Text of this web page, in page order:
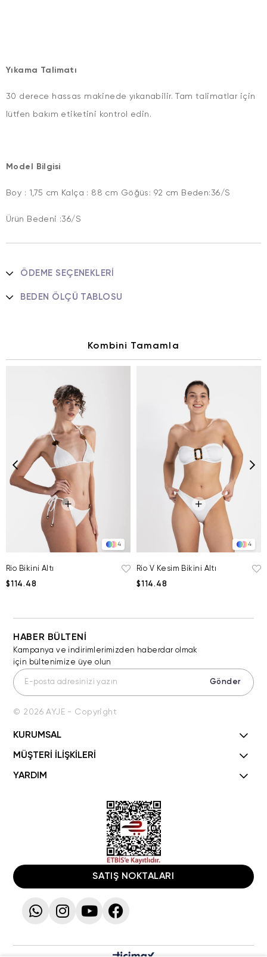
Yıkama Talimatı
30 derece hassas makinede yıkanabilir. Tam talimatlar için
lütfen bakım etiketini kontrol edin.
Model Bilgisi
Boy : 1,75 cm Kalça : 88 cm Göğüs: 92 cm Beden:36/S
Ürün Bedeni :36/S
ÖDEME SEÇENEKLERI
BEDEN ÖLÇÜ TABLOSU
Kombini Tamamla
4
Rio Bikini Altı
$114.48
4
Rio V Kesim Bikini Altı
$114.48
HABER BÜLTENİ
Kampanya ve indirimlerimizden haberdar olmak
için bültenimize üye olun
Gönder
© 2026 AYJE - Copyright
KURUMSAL
MÜŞTERİ İLİŞKİLERİ
YARDIM
SATIŞ NOKTALARI